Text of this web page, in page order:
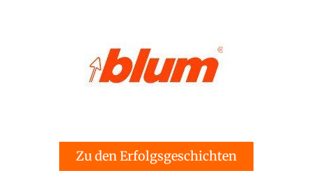
Zu den Erfolgsgeschichten